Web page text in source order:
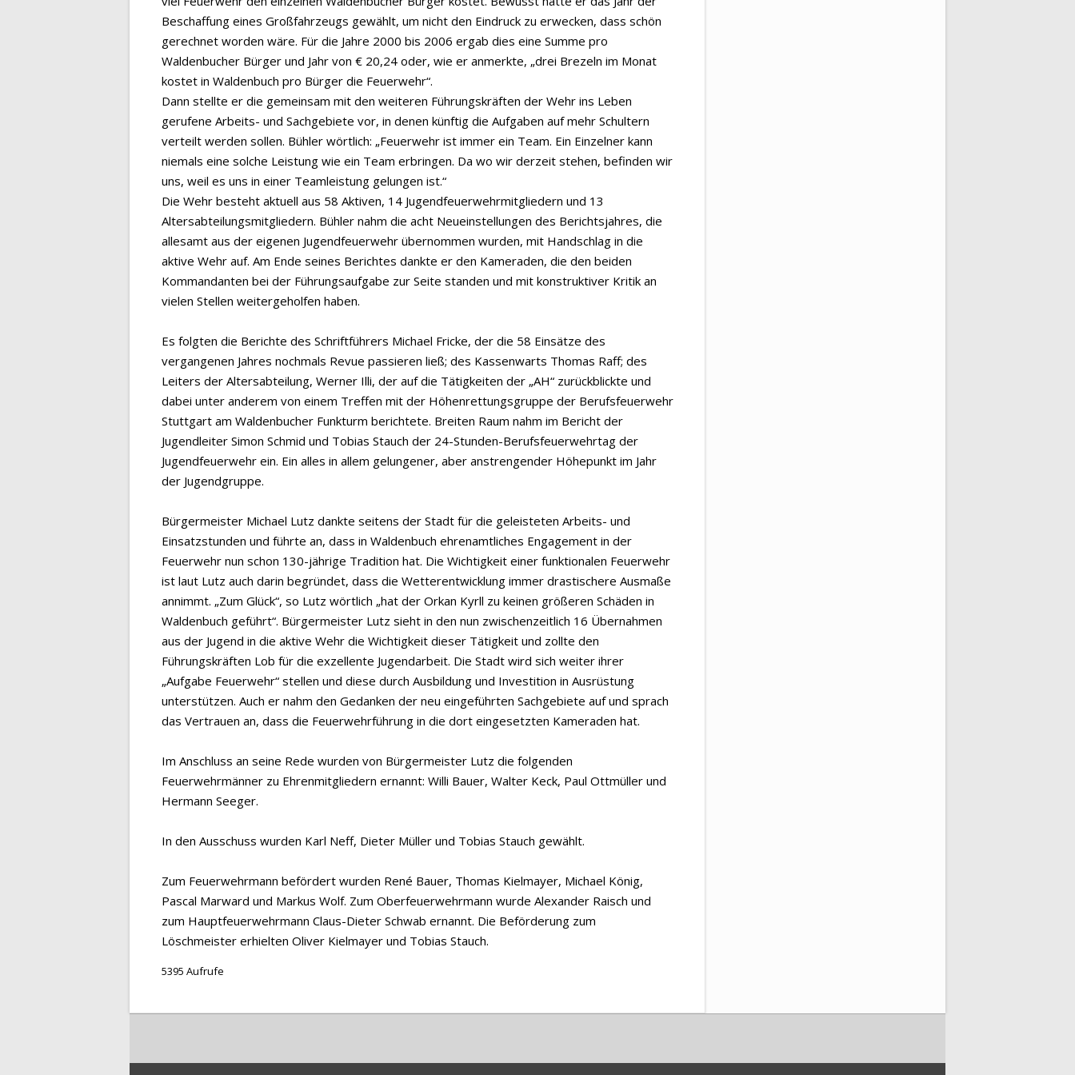
Beschaffung eines Großfahrzeugs gewählt, um nicht den Eindruck zu erwecken, dass schön
gerechnet worden wäre. Für die Jahre 2000 bis 2006 ergab dies eine Summe pro
Waldenbucher Bürger und Jahr von € 20,24 oder, wie er anmerkte, „drei Brezeln im Monat
kostet in Waldenbuch pro Bürger die Feuerwehr“.
Dann stellte er die gemeinsam mit den weiteren Führungskräften der Wehr ins Leben
gerufene Arbeits- und Sachgebiete vor, in denen künftig die Aufgaben auf mehr Schultern
verteilt werden sollen. Bühler wörtlich: „Feuerwehr ist immer ein Team. Ein Einzelner kann
niemals eine solche Leistung wie ein Team erbringen. Da wo wir derzeit stehen, befinden wir
uns, weil es uns in einer Teamleistung gelungen ist.“
Die Wehr besteht aktuell aus 58 Aktiven, 14 Jugendfeuerwehrmitgliedern und 13
Altersabteilungsmitgliedern. Bühler nahm die acht Neueinstellungen des Berichtsjahres, die
allesamt aus der eigenen Jugendfeuerwehr übernommen wurden, mit Handschlag in die
aktive Wehr auf. Am Ende seines Berichtes dankte er den Kameraden, die den beiden
Kommandanten bei der Führungsaufgabe zur Seite standen und mit konstruktiver Kritik an
vielen Stellen weitergeholfen haben.
Es folgten die Berichte des Schriftführers Michael Fricke, der die 58 Einsätze des
vergangenen Jahres nochmals Revue passieren ließ; des Kassenwarts Thomas Raff; des
Leiters der Altersabteilung, Werner Illi, der auf die Tätigkeiten der „AH“ zurückblickte und
dabei unter anderem von einem Treffen mit der Höhenrettungsgruppe der Berufsfeuerwehr
Stuttgart am Waldenbucher Funkturm berichtete. Breiten Raum nahm im Bericht der
Jugendleiter Simon Schmid und Tobias Stauch der 24-Stunden-Berufsfeuerwehrtag der
Jugendfeuerwehr ein. Ein alles in allem gelungener, aber anstrengender Höhepunkt im Jahr
der Jugendgruppe.
Bürgermeister Michael Lutz dankte seitens der Stadt für die geleisteten Arbeits- und
Einsatzstunden und führte an, dass in Waldenbuch ehrenamtliches Engagement in der
Feuerwehr nun schon 130-jährige Tradition hat. Die Wichtigkeit einer funktionalen Feuerwehr
ist laut Lutz auch darin begründet, dass die Wetterentwicklung immer drastischere Ausmaße
annimmt. „Zum Glück“, so Lutz wörtlich „hat der Orkan Kyrll zu keinen größeren Schäden in
Waldenbuch geführt“. Bürgermeister Lutz sieht in den nun zwischenzeitlich 16 Übernahmen
aus der Jugend in die aktive Wehr die Wichtigkeit dieser Tätigkeit und zollte den
Führungskräften Lob für die exzellente Jugendarbeit. Die Stadt wird sich weiter ihrer
„Aufgabe Feuerwehr“ stellen und diese durch Ausbildung und Investition in Ausrüstung
unterstützen. Auch er nahm den Gedanken der neu eingeführten Sachgebiete auf und sprach
das Vertrauen an, dass die Feuerwehrführung in die dort eingesetzten Kameraden hat.
Im Anschluss an seine Rede wurden von Bürgermeister Lutz die folgenden
Feuerwehrmänner zu Ehrenmitgliedern ernannt: Willi Bauer, Walter Keck, Paul Ottmüller und
Hermann Seeger.
In den Ausschuss wurden Karl Neff, Dieter Müller und Tobias Stauch gewählt.
Zum Feuerwehrmann befördert wurden René Bauer, Thomas Kielmayer, Michael König,
Pascal Marward und Markus Wolf. Zum Oberfeuerwehrmann wurde Alexander Raisch und
zum Hauptfeuerwehrmann Claus-Dieter Schwab ernannt. Die Beförderung zum
Löschmeister erhielten Oliver Kielmayer und Tobias Stauch.
5395 Aufrufe